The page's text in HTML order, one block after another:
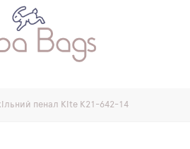
пенал Kite K21-642-14